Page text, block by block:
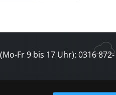
Fr 9 bis 17 Uhr): 0316 872-